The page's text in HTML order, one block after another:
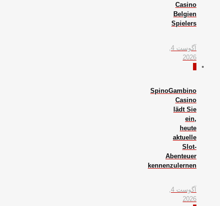
Casino
Belgien
Spielers
2026
SpinoGambino
Casino
lädt Sie
ein,
heute
aktuelle
Slot-
Abenteuer
kennenzulernen
آگوست 4,
2026